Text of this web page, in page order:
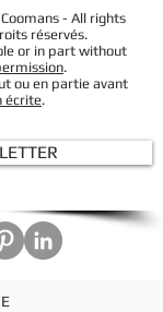
- All rights
réservés.
or in part without
.
ou en partie avant
écrite.